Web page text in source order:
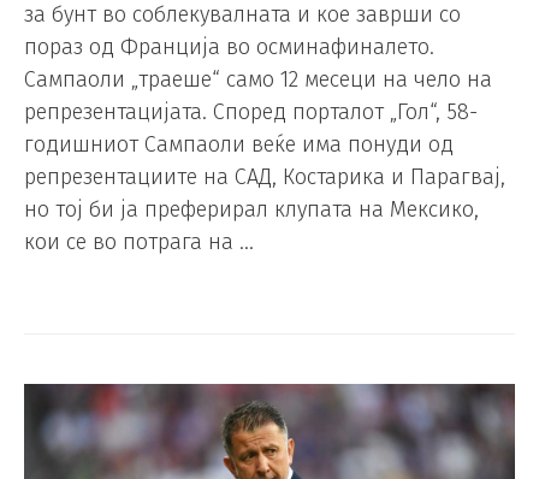
за бунт во соблекувалната и кое заврши со
пораз од Франција во осминафиналето.
Сампаоли „траеше“ само 12 месеци на чело на
репрезентацијата. Според порталот „Гол“, 58-
годишниот Сампаоли веќе има понуди од
репрезентациите на САД, Костарика и Парагвај,
но тој би ја преферирал клупата на Мексико,
кои се во потрага на …